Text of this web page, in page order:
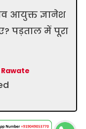
आयुक्त ज्ञानेश
पड़ताल में पूरा